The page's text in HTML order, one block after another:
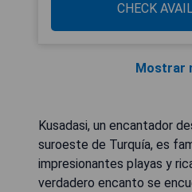
CHECK
Mostrar
Kusadasi, un encantador
suroeste de Turquía, es
impresionantes playas y
verdadero encanto se